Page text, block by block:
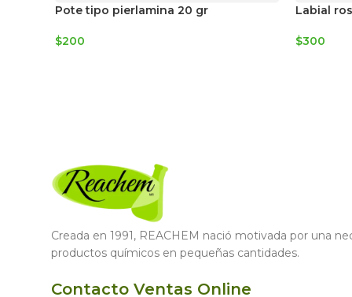
Pote tipo pierlamina 20 gr
$200
Labial
$300
Creada en 1991, REACHEM nació motivada por una
productos químicos en pequeñas cantidades.
Contacto Ventas Online